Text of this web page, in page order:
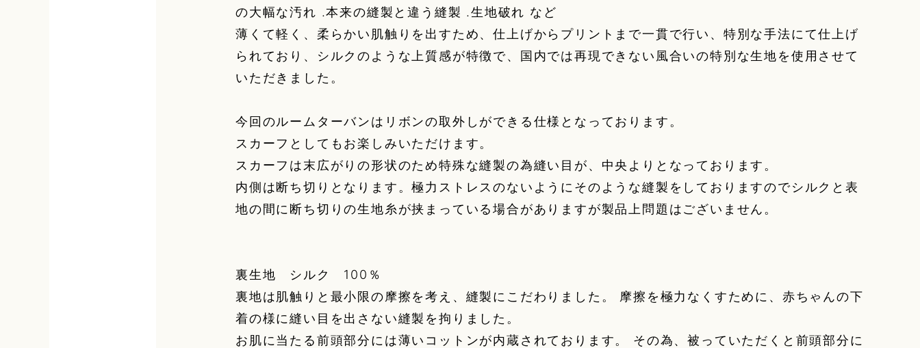
の大幅な汚れ .本来の縫製と違う縫製 .生地破れ など
薄くて軽く、柔らかい肌触りを出すため、仕上げからプリントまで一貫で行い、特別な手法にて仕上げ
られており、シルクのような上質感が特徴で、国内では再現できない風合いの特別な生地を使用させて
いただきました。
今回のルームターバンはリボンの取外しができる仕様となっております。
スカーフとしてもお楽しみいただけます。
スカーフは末広がりの形状のため特殊な縫製の為縫い目が、中央よりとなっております。
内側は断ち切りとなります。極力ストレスのないようにそのような縫製をしておりますのでシルクと表
地の間に断ち切りの生地糸が挟まっている場合がありますが製品上問題はございません。
裏生地 シルク 100％
裏地は肌触りと最小限の摩擦を考え、縫製にこだわりました。 摩擦を極力なくすために、赤ちゃんの下
着の様に縫い目を出さない縫製を拘りました。
お肌に当たる前頭部分には薄いコットンが内蔵されております。 その為、被っていただくと前頭部分に